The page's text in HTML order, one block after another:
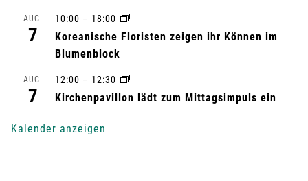
-
AUG.
7
10:00 – 18:00
Koreanische Floristen zeigen ihr Können im
Blumenblock
AUG.
7
12:00 – 12:30
Kirchenpavillon lädt zum Mittagsimpuls ein
Kalender anzeigen